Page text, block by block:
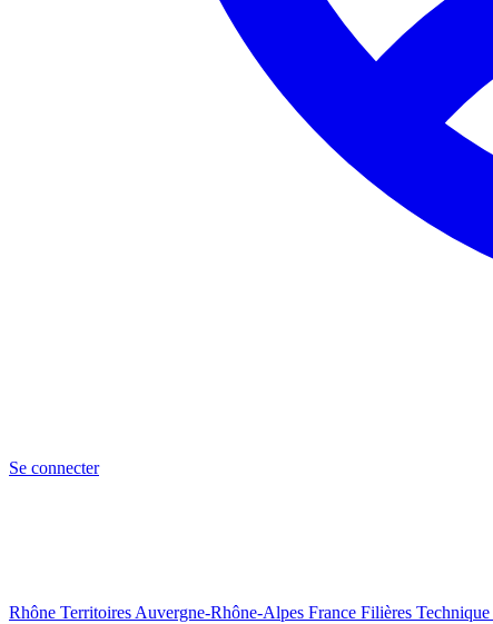
Se connecter
Rhône Territoires Auvergne-Rhône-Alpes France Filières Technique